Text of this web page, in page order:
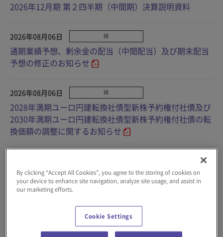
2026年12月期 第２四半期（中間期）決算説明資料
2026年08月06日 IR
通期業績予想、剰余金の配当（中間配当）及び期末配当
予想の修正のお知らせ
2026年08月06日 IR
2028年満期ユーロ円建転換社債型新株予約権付社債及び
2030年満期ユーロ円建転換社債型新株予約権付社債の転
換価額の調整に関するお知らせ
中間配当に関するお知らせ
IR
統合報告書「ダイフクレポート2026」を発行
By clicking “Accept All Cookies”, you agree to the storing of cookies on
your device to enhance site navigation, analyze site usage, and assist in
our marketing efforts.
Cookie Settings